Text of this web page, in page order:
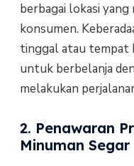
berbagai lokasi
konsumen.
tinggal atau tempat
untuk berbelanja
melakukan
2. Penawaran
Minuman Segar